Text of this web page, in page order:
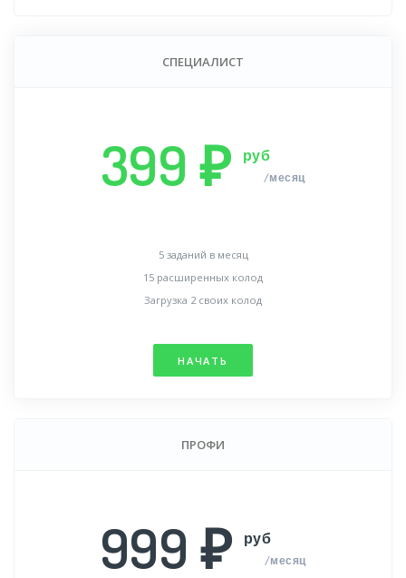
СПЕЦИАЛИСТ
399 ₽ руб
/месяц
5 заданий в месяц
15 расширенных колод
Загрузка 2 своих колод
НАЧАТЬ
ПРОФИ
999 ₽ руб
/месяц